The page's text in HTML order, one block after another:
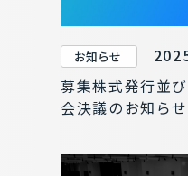
お知らせ
募集株式発行並
会決議のお知らせ